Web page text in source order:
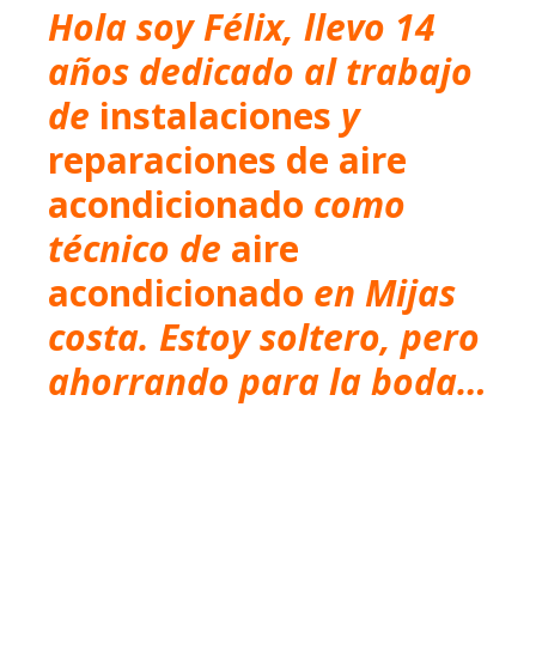
Hola soy Félix, llevo 14
años dedicado al trabajo
de instalaciones y
reparaciones de aire
acondicionado como
técnico de aire
acondicionado en Mijas
costa. Estoy soltero, pero
ahorrando para la boda…